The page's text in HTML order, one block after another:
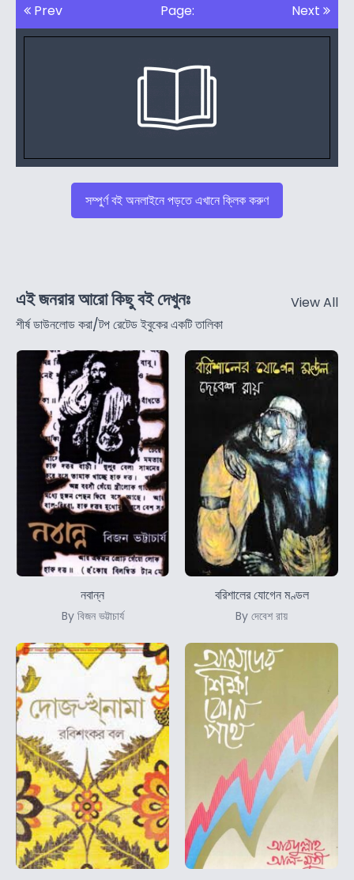
Prev Page: Next
সম্পুর্ণ বই অনলাইনে পড়তে এখানে ক্লিক করুণ
এই জনরার আরো কিছু বই দেখুনঃ
শীর্ষ ডাউনলোড করা/টপ রেটেড ইবুকের একটি তালিকা
View All
নবান্ন
By বিজন ভট্টাচার্য
বরিশালের যোগেন মণ্ডল
By দেবেশ রায়